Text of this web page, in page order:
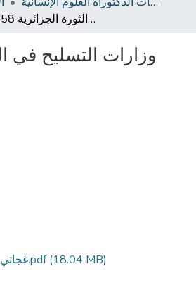
وزارات التسليح في الثورة الجزائرية 1962/1958
وزارات التسليح في
غجاتي بدرة الأطروحة مصححة.pdf(18.04 MB)